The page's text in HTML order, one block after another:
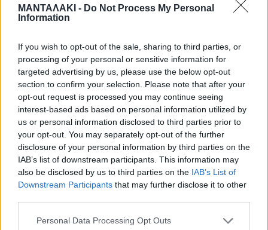
ΜΑΝΤΑΛΑΚΙ - Do Not Process My Personal
Information
If you wish to opt-out of the sale, sharing to third parties, or
processing of your personal or sensitive information for
targeted advertising by us, please use the below opt-out
section to confirm your selection. Please note that after your
opt-out request is processed you may continue seeing
interest-based ads based on personal information utilized by
us or personal information disclosed to third parties prior to
your opt-out. You may separately opt-out of the further
disclosure of your personal information by third parties on the
IAB’s list of downstream participants. This information may
also be disclosed by us to third parties on the IAB’s List of
Downstream Participants that may further disclose it to other
Personal Data Processing Opt Outs
κακό μάτι»!
Και πρόσθεσε: «Έφαγα ένα
γλιστριματάκι γι αυτό δεν με είδατε
στην έναρξη της εκπομπής. Ευτυχώς
που με είδατε να λέτε…. Λίγο
φυσιοθεραπείες, λίγο το φλατ που
φοράω, λίγη διάθεση να έχουμε… και
γελάω μόνη μου με τα χάλια μου και
το μπαταρισμένο πόδι μου… Μου